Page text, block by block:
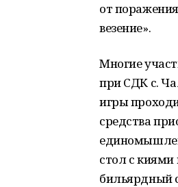
от
везение».
Многие
при СДК с.
игры
средства
стол с
бильярдный